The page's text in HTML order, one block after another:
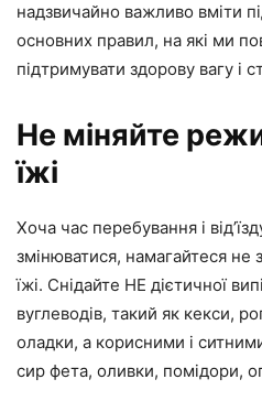
надзвичайно важливо вміти
основних правил, на які ми
підтримувати здорову вагу і
Не міняйте
їжі
Хоча час перебування і
змінюватися, намагайтеся
їжі. Снідайте НЕ дієтичної
вуглеводів, такий як кекси,
оладки, а корисними і
сир фета, оливки, помідори,